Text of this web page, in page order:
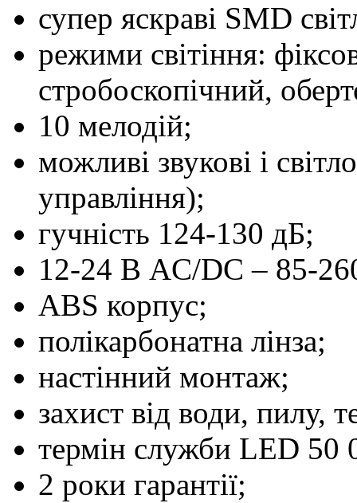
супер яскраві SMD
режими світіння:
стробоскопічний,
10 мелодій;
можливі звукові і
управління);
гучність 124-130 дБ;
12-24 В AC/DC – 85-
ABS корпус;
полікарбонатна лінза;
настінний монтаж;
захист від води, пилу,
термін служби LED 50
2 роки гарантії;